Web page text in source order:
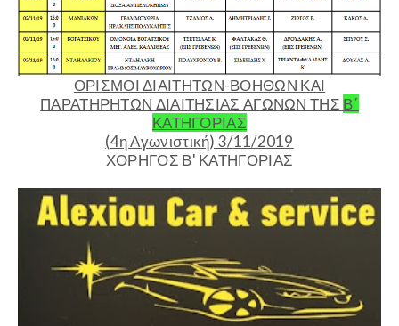
ΟΡΙΣΜΟΙ ΔΙΑΙΤΗΤΩΝ-ΒΟΗΘΩΝ ΚΑΙ
ΠΑΡΑΤΗΡΗΤΩΝ ΔΙΑΙΤΗΣΙΑΣ ΑΓΩΝΩΝ ΤΗΣ Β΄
ΚΑΤΗΓΟΡΙΑΣ
(4η Αγωνιστική) 3/11/2019
ΧΟΡΗΓΟΣ Β' ΚΑΤΗΓΟΡΙΑΣ